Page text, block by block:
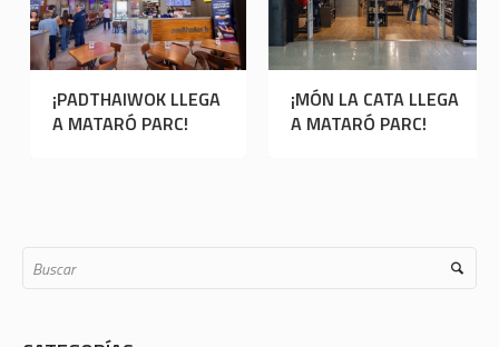
ARAIK GALSTYAN
LLEGA A MATARÓ
¡PADTHAIWOK LLEGA
A MATARÓ PARC!